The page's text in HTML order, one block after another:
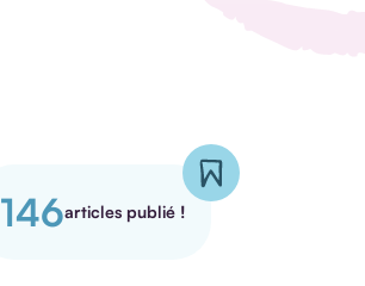
146articles publié !